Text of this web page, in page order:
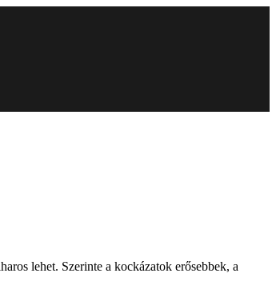
lehet. Szerinte a kockázatok erősebbek, a